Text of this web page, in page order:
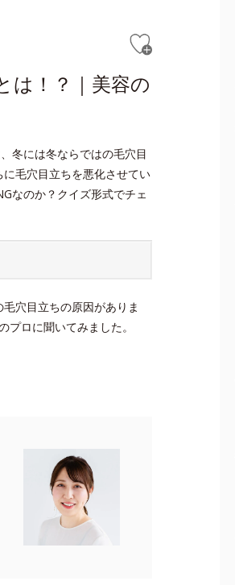
は！？｜美容の
冬には冬ならではの毛穴目
毛穴目立ちを悪化させてい
なのか？クイズ形式でチェ
穴目立ちの原因がありま
ロに聞いてみました。